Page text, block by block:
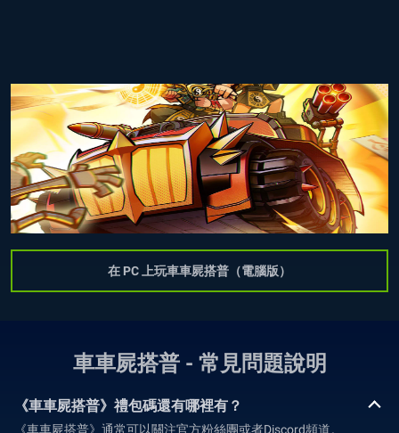
在 PC 上玩車車屍搭普（電腦版）
車車屍搭普 - 常見問題說明
《車車屍搭普》禮包碼還有哪裡有？
《車車屍搭普》通常可以關注官方粉絲團或者Discord頻道。